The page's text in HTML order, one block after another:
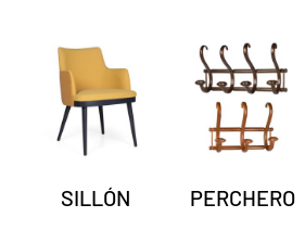
SILLÓN
PERCHERO